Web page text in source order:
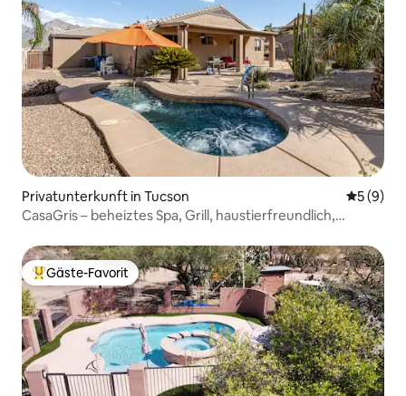
Privatunterkunft in Tucson
5 (9)
CasaGris – beheiztes Spa, Grill, haustierfreundlich,
Beliebter Gäste-Favorit.
Gäste-Favorit